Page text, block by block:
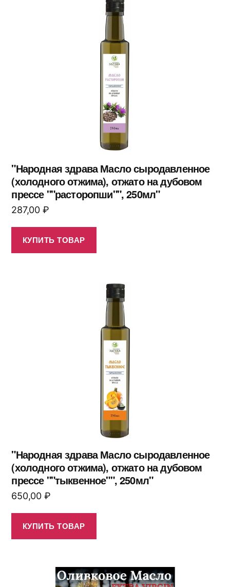
"Народная здрава Масло сыродавленное
(холодного отжима), отжато на дубовом
прессе ""расторопши"", 250мл"
287,00 ₽
КУПИТЬ ТОВАР
"Народная здрава Масло сыродавленное
(холодного отжима), отжато на дубовом
прессе ""тыквенное"", 250мл"
650,00 ₽
КУПИТЬ ТОВАР